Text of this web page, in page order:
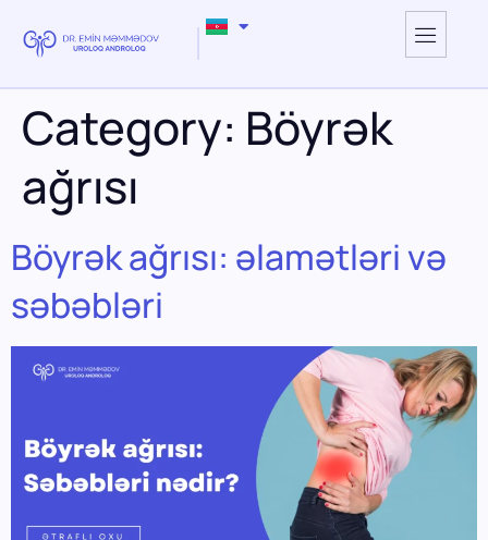
Category: Böyrək
ağrısı
Böyrək ağrısı: əlamətləri və
səbəbləri